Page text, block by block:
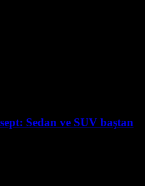
Sedan ve SUV baştan